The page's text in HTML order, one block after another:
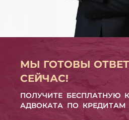
МЫ ГОТОВЫ
СЕЙЧАС!
ПОЛУЧИТЕ БЕСПЛАТНУЮ
АДВОКАТА ПО КРЕДИТАМ